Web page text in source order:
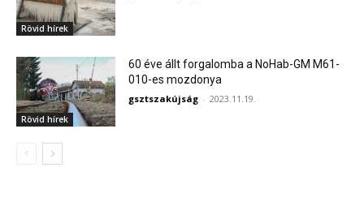
Rövid hírek
Rövid hírek
60 éve állt forgalomba a NoHab-GM M61-
010-es mozdonya
gsztszakújság - 2023.11.19.